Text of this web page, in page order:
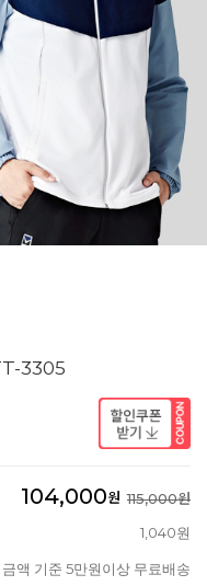
3305
104,000원 115,000원
1,040원
금액 기준 5만원이상 무료배송